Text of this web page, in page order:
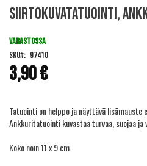
to
beginning
the
images
gallery
Siirtokuvatatuointi,
3,90 €
VARASTOSSA
SKU
97410
Tatuointi on helppo ja näyttävä
Ankkuritatuointi kuvastaa turvaa, suojaa ja
Koko noin 11 x 9 cm.